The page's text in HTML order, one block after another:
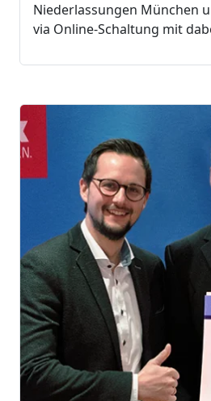
Niederlassungen München
via Online-Schaltung mit